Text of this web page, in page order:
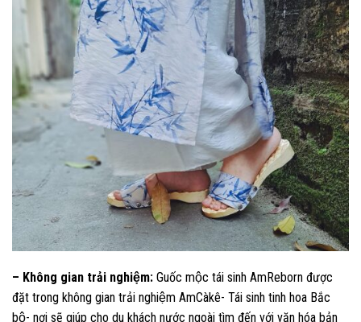
– Không gian trải nghiệm: Guốc mộc tái sinh AmReborn được
đặt trong không gian trải nghiệm AmCàkê- Tái sinh tinh hoa Bắc
bộ- nơi sẽ giúp cho du khách nước ngoài tìm đến với văn hóa bản